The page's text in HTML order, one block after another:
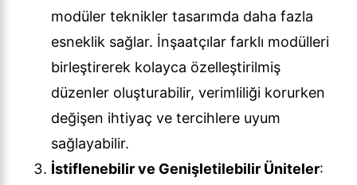
modüler teknikler tasarımda daha fazla
esneklik sağlar. İnşaatçılar farklı modülleri
birleştirerek kolayca özelleştirilmiş
düzenler oluşturabilir, verimliliği korurken
değişen ihtiyaç ve tercihlere uyum
sağlayabilir.
İstiflenebilir ve Genişletilebilir Üniteler: